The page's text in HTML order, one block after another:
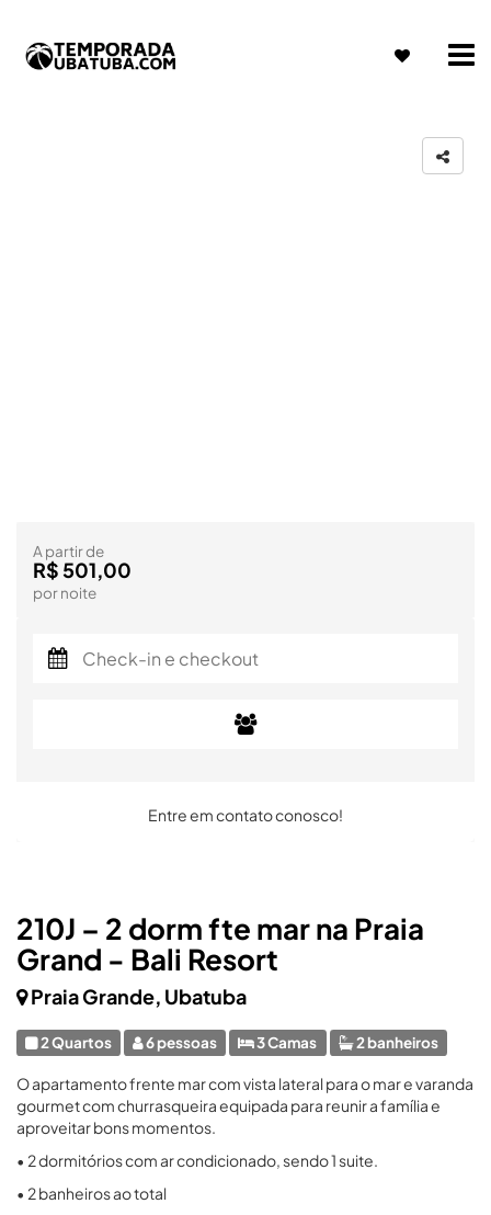
210J – 2 dorm fte mar na Praia
Grand - Bali Resort
Praia Grande, Ubatuba
2 Quartos 6 pessoas 3 Camas 2 banheiros
O apartamento frente mar com vista lateral para o mar e varanda
gourmet com churrasqueira equipada para reunir a família e
aproveitar bons momentos.
• 2 dormitórios com ar condicionado, sendo 1 suite.
• 2 banheiros ao total
A partir de
R$ 501,00
por noite
Entre em contato conosco!